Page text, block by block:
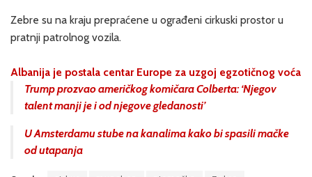
Zebre su na kraju prepraćene u ograđeni cirkuski prostor u
pratnji patrolnog vozila.
Albanija je postala centar Europe za uzgoj egzotičnog voća
Trump prozvao američkog komičara Colberta: ‘Njegov
talent manji je i od njegove gledanosti’
U Amsterdamu stube na kanalima kako bi spasili mačke
od utapanja